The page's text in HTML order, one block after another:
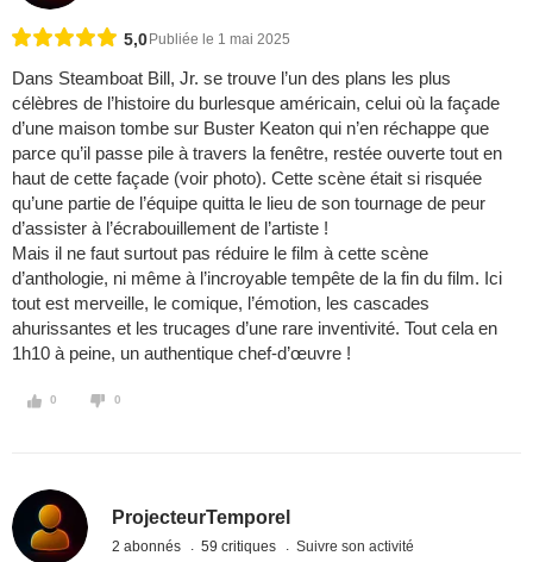
5,0 Publiée le 1 mai 2025
Dans Steamboat Bill, Jr. se trouve l’un des plans les plus
célèbres de l’histoire du burlesque américain, celui où la façade
d’une maison tombe sur Buster Keaton qui n’en réchappe que
parce qu’il passe pile à travers la fenêtre, restée ouverte tout en
haut de cette façade (voir photo). Cette scène était si risquée
qu’une partie de l’équipe quitta le lieu de son tournage de peur
d’assister à l’écrabouillement de l’artiste !
Mais il ne faut surtout pas réduire le film à cette scène
d’anthologie, ni même à l’incroyable tempête de la fin du film. Ici
tout est merveille, le comique, l’émotion, les cascades
ahurissantes et les trucages d’une rare inventivité. Tout cela en
1h10 à peine, un authentique chef-d’œuvre !
0 0
ProjecteurTemporel
2 abonnés 59 critiques Suivre son activité